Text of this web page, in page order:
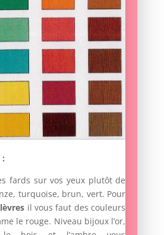
:
fards sur vos yeux plutôt de
turquoise, brun, vert. Pour
il vous faut des couleurs
le rouge. Niveau bijoux l’or,